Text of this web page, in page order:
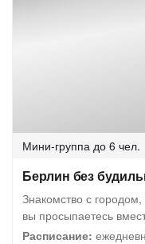
Мини-группа до 6 чел.
Берлин без
Знакомство с
вы просыпаетесь
Расписание: